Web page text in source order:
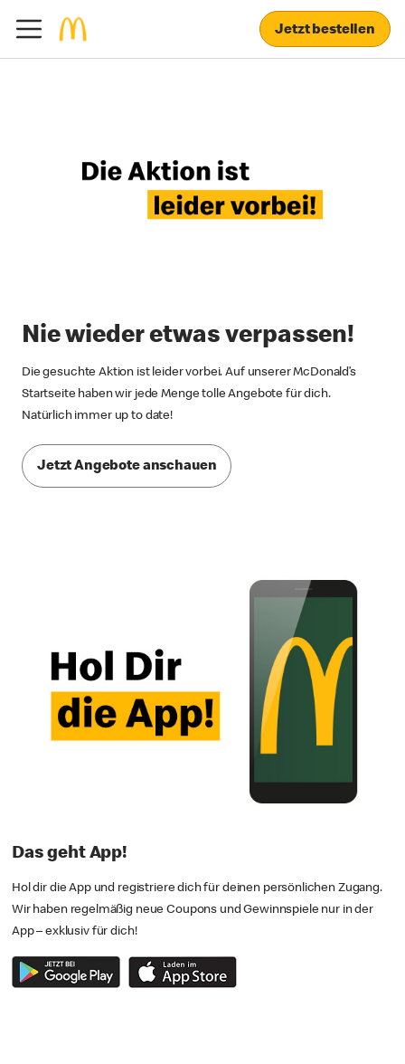
Jetzt bestellen
Nie wieder etwas verpassen!
Die gesuchte Aktion ist leider vorbei. Auf unserer McDonald’s
Startseite haben wir jede Menge tolle Angebote für dich.
Natürlich immer up to date!
Jetzt Angebote anschauen
Das geht App!
Hol dir die App und registriere dich für deinen persönlichen Zugang.
Wir haben regelmäßig neue Coupons und Gewinnspiele nur in der
App – exklusiv für dich!